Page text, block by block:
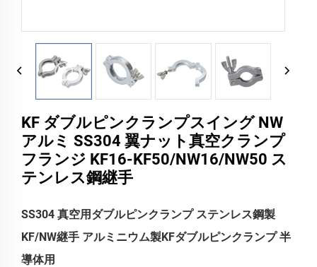
KF ダブルピンクランプスイング NW
アルミ SS304 翼ナット真空クランプ
フランジ KF16-KF50/NW16/NW50 ス
テンレス鋼継手
SS304 真空用ダブルピンクランプ ステンレス鋼製
KF/NW継手 アルミニウム製KFダブルピンクランプ 半
導体用